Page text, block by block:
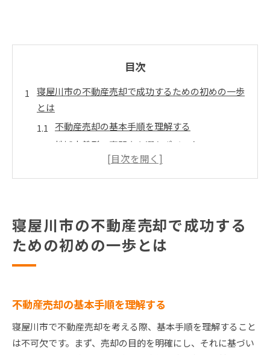
目次
寝屋川市の不動産売却で成功するための初めの一歩
とは
不動産売却の基本手順を理解する
地域密着型の専門家を選ぶポイント
売却時期の見極め方とその重要性
物件の査定基準とその活用法
契約における注意点とトラブル回避法
地域特有の市場動向を知り寝屋川市で賢く不動産を
売却する方法
地域の特性を活かした広告戦略
周辺環境が与える物件価値への影響
競合物件との差別化ポイント
寝屋川市の不動産売却で成功する
ための初めの一歩とは
不動産売却の基本手順を理解する
寝屋川市で不動産売却を考える際、基本手順を理解すること
は不可欠です。まず、売却の目的を明確にし、それに基づい